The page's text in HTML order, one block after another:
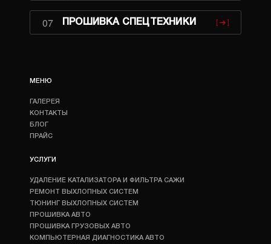
07 ПРОШИВКА СПЕЦТЕХНИКИ
УСЛУГИ
УДАЛЕНИЕ КАТАЛИЗАТОРА И ФИЛЬТРА САЖИ
РЕМОНТ ВЫХЛОПНЫХ СИСТЕМ
ТЮНИНГ ВЫХЛОПНЫХ СИСТЕМ
ПРОШИВКА АВТО
ПРОШИВКА ГРУЗОВЫХ АВТО
КОМПЬЮТЕРНАЯ ДИАГНОСТИКА АВТО
МЕНЮ
ГАЛЕРЕЯ
КОНТАКТЫ
БЛОГ
ПРАЙС